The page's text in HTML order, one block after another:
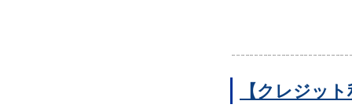
【クレジッ